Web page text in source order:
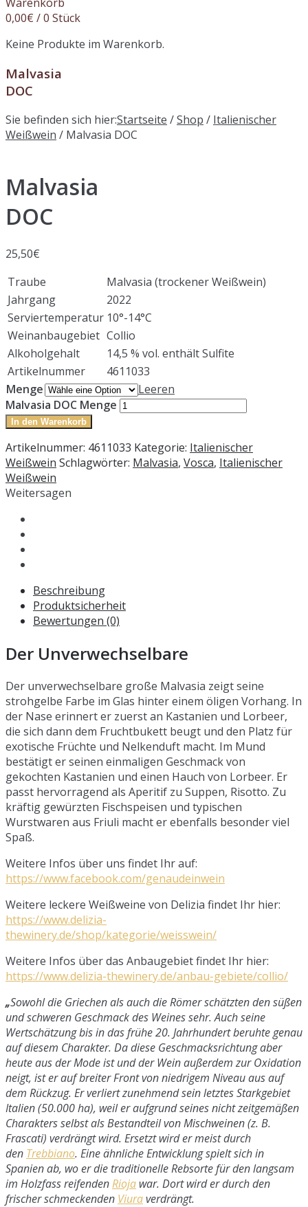
Warenkorb
0,00€ / 0 Stück
Keine Produkte im Warenkorb.
Malvasia
DOC
Sie befinden sich hier:Startseite /Shop / Italienischer
Weißwein / Malvasia DOC
Malvasia
DOC
25,50€
Traube
Malvasia (trockener Weißwein)
Jahrgang
2022
Serviertemperatur 10°-14°C
Weinanbaugebiet Collio
Alkoholgehalt
14,5 % vol. enthält Sulfite
Artikelnummer
4611033
Menge
Leeren
Malvasia DOC Menge
In den Warenkorb
Artikelnummer: 4611033 Kategorie: Italienischer
Weißwein Schlagwörter: Malvasia, Vosca, Italienischer
Weißwein
Weitersagen
Beschreibung
Produktsicherheit
Bewertungen (0)
Der Unverwechselbare
Der unverwechselbare große Malvasia zeigt seine
strohgelbe Farbe im Glas hinter einem öligen Vorhang. In
der Nase erinnert er zuerst an Kastanien und Lorbeer,
die sich dann dem Fruchtbukett beugt und den Platz für
exotische Früchte und Nelkenduft macht. Im Mund
bestätigt er seinen einmaligen Geschmack von
gekochten Kastanien und einen Hauch von Lorbeer. Er
passt hervorragend als Aperitif zu Suppen, Risotto. Zu
kräftig gewürzten Fischspeisen und typischen
Wurstwaren aus Friuli macht er ebenfalls besonder viel
Spaß.
Weitere Infos über uns findet Ihr auf:
https://www.facebook.com/genaudeinwein
Weitere leckere Weißweine von Delizia findet Ihr hier:
https://www.delizia-
thewinery.de/shop/kategorie/weisswein/
Weitere Infos über das Anbaugebiet findet Ihr hier:
https://www.delizia-thewinery.de/anbau-gebiete/collio/
„Sowohl die Griechen als auch die Römer schätzten den süßen
und schweren Geschmack des Weines sehr. Auch seine
Wertschätzung bis in das frühe 20. Jahrhundert beruhte genau
auf diesem Charakter. Da diese Geschmacksrichtung aber
heute aus der Mode ist und der Wein außerdem zur Oxidation
neigt, ist er auf breiter Front von niedrigem Niveau aus auf
dem Rückzug. Er verliert zunehmend sein letztes Starkgebiet
Italien (50.000 ha), weil er aufgrund seines nicht zeitgemäßen
Charakters selbst als Bestandteil von Mischweinen (z. B.
Frascati) verdrängt wird. Ersetzt wird er meist durch
den Trebbiano. Eine ähnliche Entwicklung spielt sich in
Spanien ab, wo er die traditionelle Rebsorte für den langsam
im Holzfass reifendenRioja war. Dort wird er durch den
frischer schmeckenden Viuraverdrängt.